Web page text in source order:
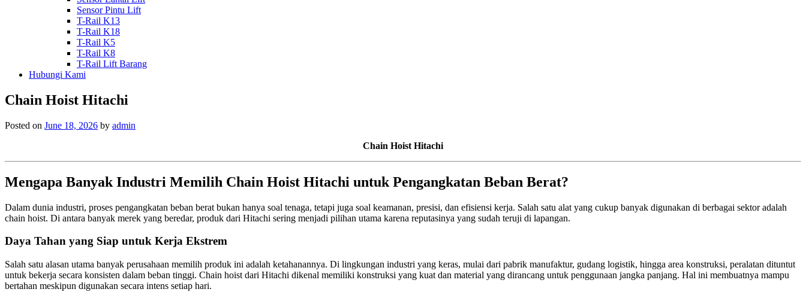
Sensor Pintu Lift
T-Rail K13
T-Rail K18
T-Rail K5
T-Rail K8
T-Rail Lift Barang
Hubungi Kami
Chain Hoist Hitachi
Posted on June 18, 2026 by admin
Chain Hoist Hitachi
Mengapa Banyak Industri Memilih Chain Hoist Hitachi untuk Pengangkatan Beban Berat?
Dalam dunia industri, proses pengangkatan beban berat bukan hanya soal tenaga, tetapi juga soal keamanan, presisi, dan efisiensi kerja. Salah satu alat yang cukup banyak digunakan di berbagai sektor adalah
chain hoist. Di antara banyak merek yang beredar, produk dari Hitachi sering menjadi pilihan utama karena reputasinya yang sudah teruji di lapangan.
Daya Tahan yang Siap untuk Kerja Ekstrem
Salah satu alasan utama banyak perusahaan memilih produk ini adalah ketahanannya. Di lingkungan industri yang keras, mulai dari pabrik manufaktur, gudang logistik, hingga area konstruksi, peralatan dituntut
untuk bekerja secara konsisten dalam beban tinggi. Chain hoist dari Hitachi dikenal memiliki konstruksi yang kuat dan material yang dirancang untuk penggunaan jangka panjang. Hal ini membuatnya mampu
bertahan meskipun digunakan secara intens setiap hari.